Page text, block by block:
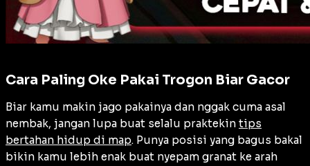
Cara Paling Oke Pakai Trogon Biar Gacor
Biar kamu makin jago pakainya dan nggak cuma asal
nembak, jangan lupa buat selalu praktekin tips
bertahan hidup di map. Punya posisi yang bagus bakal
bikin kamu lebih enak buat nyepam granat ke arah